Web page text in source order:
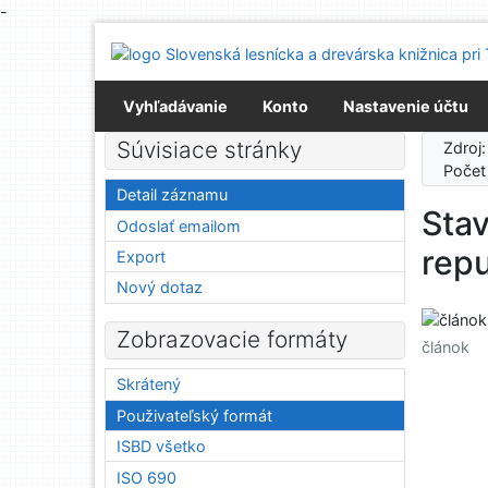
-
Prejsť na menu
Prehlásenie o webovej prístupnosti
Vyhľadávanie
Konto Nastavenie účtu
článok
Súvisiace stránky
Detail záznamu
Odoslať emailom
Export
Nový dotaz
Zobrazovacie formáty
Skrátený
Použivateľský formát
ISBD všetko
ISO 690